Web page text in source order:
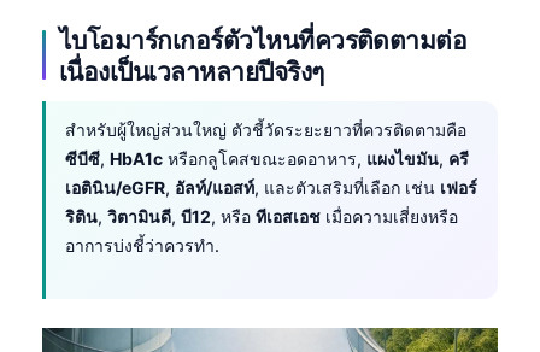
ไบโอมาร์กเกอร์ตัวไหนที่ควรติดตามต่อ
เนื่องเป็นเวลาหลายปีจริงๆ
สำหรับผู้ใหญ่ส่วนใหญ่ ตัวชี้วัดระยะยาวที่ควรติดตามคือ
ซีบีซี, HbA1c หรือกลูโคสขณะอดอาหาร, แผงไขมัน, ครี
เอตินิน/eGFR, อัลท์/แอสท์, และตัวเสริมที่เลือก เช่น เฟอร์
ริติน, วิตามินดี, บี12, หรือ ทีเอสเอช เมื่อความเสี่ยงหรือ
อาการบ่งชี้ว่าควรทำ.